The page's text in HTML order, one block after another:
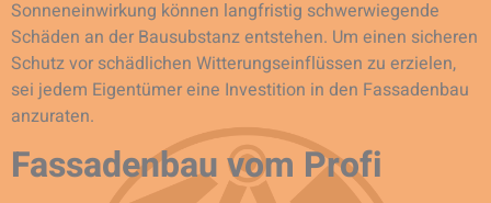
Sonneneinwirkung können langfristig schwerwiegende
Schäden an der Bausubstanz entstehen. Um einen sicheren
Schutz vor schädlichen Witterungseinflüssen zu erzielen,
sei jedem Eigentümer eine Investition in den Fassadenbau
anzuraten.
Fassadenbau vom Profi